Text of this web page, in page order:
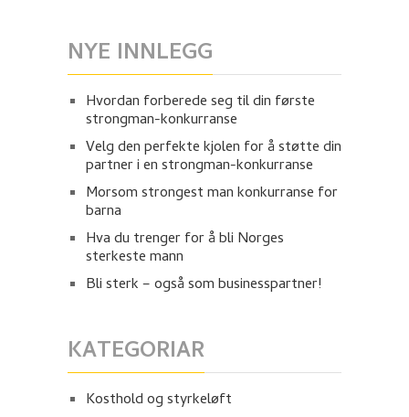
NYE INNLEGG
Hvordan forberede seg til din første
strongman-konkurranse
Velg den perfekte kjolen for å støtte din
partner i en strongman-konkurranse
Morsom strongest man konkurranse for
barna
Hva du trenger for å bli Norges
sterkeste mann
Bli sterk – også som businesspartner!
KATEGORIAR
Kosthold og styrkeløft